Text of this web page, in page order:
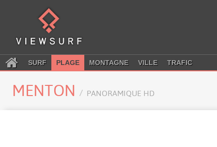
SURF PLAGE MONTAGNE VILLE TRAFIC
MENTON PANORAMIQUE HD